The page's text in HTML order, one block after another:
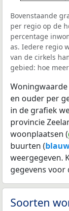
Bovenstaande
per regio op de
percentage
as. Iedere regio
van de cirkels
gebied: hoe
en ouder per
in de grafiek
provincie
woonplaatsen (
buurten (
weergegeven.
gegevens voor
Soorten